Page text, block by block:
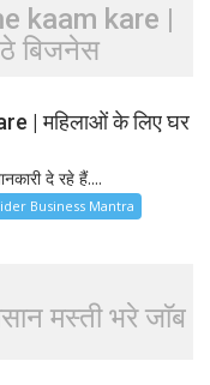
kaam kare |
बिजनेस
| महिलाओं के लिए घर
दे रहे हैं....
Business Mantra
मस्ती भरे जाॅब